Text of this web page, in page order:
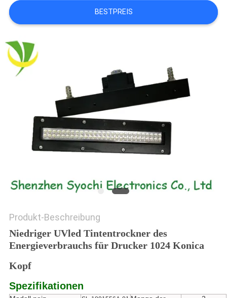
FORDERN
SIE
EIN
ZITAT
PRIVACY
POLICY
BESTPREIS
Produkt-Beschreibung
Niedriger UVled Tintentrockner des
Energieverbrauchs für Drucker 1024 Konica
Kopf
Spezifikationen